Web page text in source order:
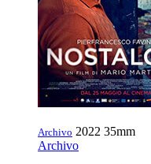
Archivo 2022 35mm
Archivo